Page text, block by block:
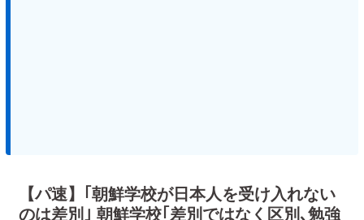
【パ速】｢朝鮮学校が日本人を受け入れない
のは差別｣ 朝鮮学校｢差別ではなく区別､勉強